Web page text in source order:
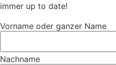
immer up to date!
Vorname oder ganzer Name
Nachname